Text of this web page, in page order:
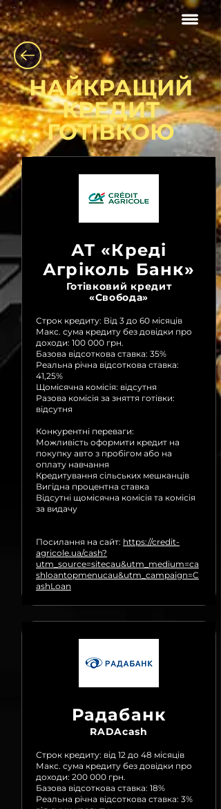
НАЙКРАЩИЙ
КРЕДИТ
ГОТІВКОЮ
АТ «Креді
Агріколь Банк»
Готівковий кредит
«Свобода»
Строк кредиту: Від 3 до 60 місяців
Макс. сума кредиту без довідки про
доходи: 100 000 грн.
Базова відсоткова ставка: 35%
Реальна річна відсоткова ставка:
41,25%
Щомісячна комісія: відсутня
Разова комісія за зняття готівки:
відсутня
Конкурентні переваги:
Можливість оформити кредит на
покупку авто з пробігом або на
оплату навчання
Кредитування сільських мешканців
Вигідна процентна ставка
Відсутні щомісячна комісія та комісія
за видачу
Посилання на сайт: https://credit-
agricole.ua/cash?
utm_source=sitecau&utm_medium=ca
shloantopmenucau&utm_campaign=C
ashLoan
Радабанк
RADAcash
Строк кредиту: від 12 до 48 місяців
Макс. сума кредиту без довідки про
доходи: 200 000 грн.
Базова відсоткова ставка: 18%
Реальна річна відсоткова ставка: 3%